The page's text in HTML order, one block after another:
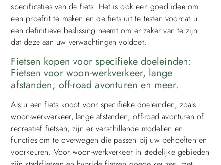
specificaties van de fiets. Het is ook een goed idee om
een proefrit te maken en de fiets uit te testen voordat u
een definitieve beslissing neemt om er zeker van te zijn
dat deze aan uw verwachtingen voldoet.
Fietsen kopen voor specifieke doeleinden:
Fietsen voor woon-werkverkeer, lange
afstanden, off-road avonturen en meer.
Als u een fiets koopt voor specifieke doeleinden, zoals
woon-werkverkeer, lange afstanden, off-road avonturen of
recreatief fietsen, zijn er verschillende modellen en
functies om te overwegen die passen bij uw behoeften en
voorkeuren. Voor woon-werkverkeer in stedelijke gebieden